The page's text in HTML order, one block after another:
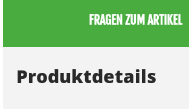
FRAGEN ZUM ARTIKEL
Produktdetails